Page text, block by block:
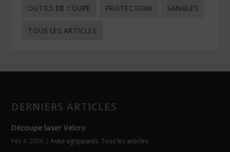
OUTILS DE COUPE PROTECTION SANGLES
TOUS LES ARTICLES
DERNIERS ARTICLES
Découpe laser Velcro
Fév 4, 2026 |Auto-agrippants,Tous les articles